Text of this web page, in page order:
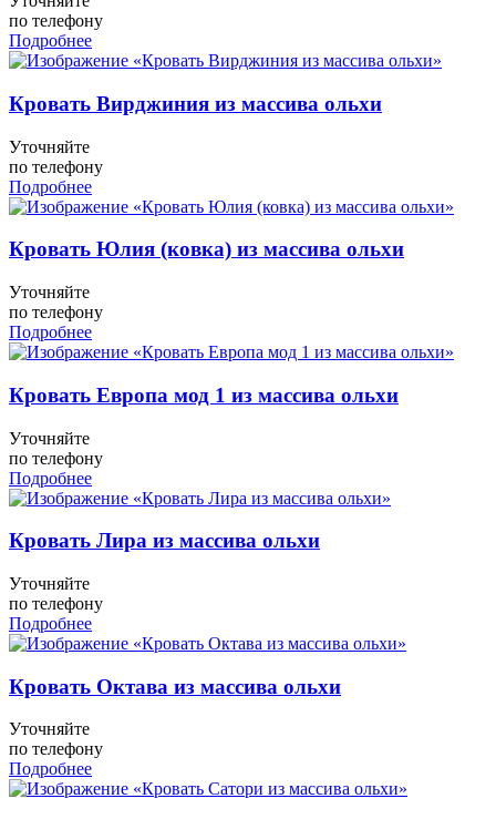
по телефону
Подробнее
Кровать Вирджиния из массива ольхи
Уточняйте
по телефону
Подробнее
Кровать Юлия (ковка) из массива ольхи
Уточняйте
по телефону
Подробнее
Кровать Европа мод 1 из массива ольхи
Уточняйте
по телефону
Подробнее
Кровать Лира из массива ольхи
Уточняйте
по телефону
Подробнее
Кровать Октава из массива ольхи
Уточняйте
по телефону
Подробнее